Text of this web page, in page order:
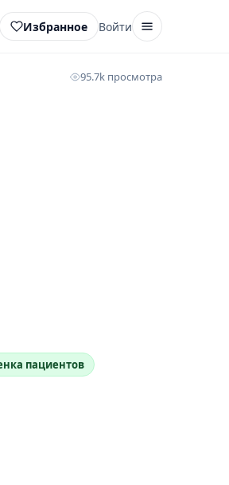
Избранное Войти
95.7k просмотра
пациентов